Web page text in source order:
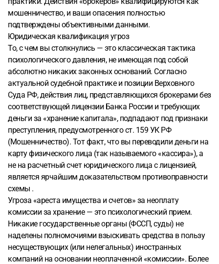
мошенничество, и ваши опасения полностью
подтверждены объективными данными.
Юридическая квалификация угроз
То, с чем вы столкнулись — это классическая тактика
психологического давления, не имеющая под собой
абсолютно никаких законных оснований. Согласно
актуальной судебной практике и позиции Верховного
Суда РФ, действия лиц, представляющихся брокерами без
соответствующей лицензии Банка России и требующих
деньги за «хранение капитала», подпадают под признаки
преступления, предусмотренного ст. 159 УК РФ
(Мошенничество). Тот факт, что вы переводили деньги на
карту физического лица (так называемого «кассира»), а
не на расчетный счет юридического лица с лицензией,
является ярчайшим доказательством противоправности
схемы .
Угроза «ареста имущества и счетов» за неоплату
комиссии за хранение — это психологический прием.
Никакие государственные органы (ФССП, суды) не
наделены полномочиями взыскивать средства в пользу
несуществующих (или нелегальных) иностранных
компаний на основании неоплаченной «комиссии». Более